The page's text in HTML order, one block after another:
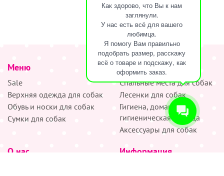
Как здорово, что Вы к нам
заглянули.
У нас есть всё для вашего
любимца.
Я помогу Вам правильно
подобрать размер, расскажу
всё о товаре и подскажу, как
оформить заказ.
Меню
Sale
Верхняя одежда для собак
Обувь и носки для собак
Сумки для собак
Спальные места для собак
Лесенки для собак
Гигиена, домашняя и
гигиеническая одежда
Аксессуары для собак
О нас Информация
наверх